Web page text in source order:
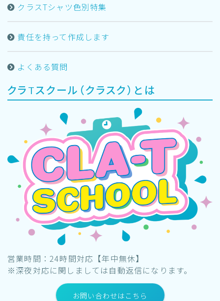
クラスTシャツ色別特集
責任を持って作成します
よくある質問
クラTスクール（クラスク）とは
営業時間：24時間対応【年中無休】
※深夜対応に関しましては自動返信になります。
お問い合わせはこちら